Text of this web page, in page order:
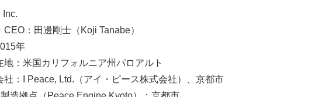
Inc.
CEO：田邊剛士（Koji Tanabe）
年
地：米国カリフォルニア州パロアルト
社：I Peace, Ltd.（アイ・ピース株式会社）、京都市